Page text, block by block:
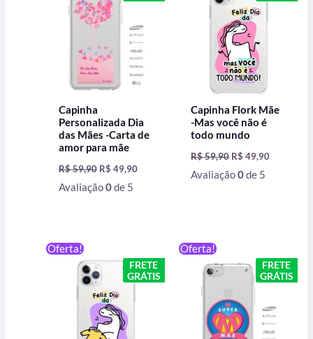
Capinha
Personalizada Dia
das Mães -Carta de
amor para mãe
R$59,90
R$ 59,90.
R$ 49,90
Avaliação0de 5
Capinha Flork Mãe
-Mas você não é
todo mundo
R$59,90
R$ 59,90.
R$ 49,90
Avaliação0de 5
Oferta!
FRETE
GRÁTIS
original
era:
R$ 59,90.
preço
atual
é:
Oferta!
FRETE
GRÁTIS
original
preço
atual
é: